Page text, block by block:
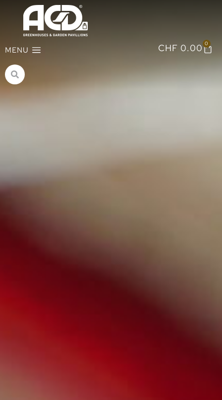
MENU CHF 0.00 0